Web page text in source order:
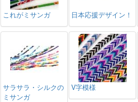
これがミサンガ 日本応援デザイン！
サラサラ・シルクの
ミサンガ
V字模様